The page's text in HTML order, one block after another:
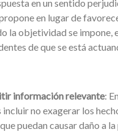
en un sentido
en lugar de
la objetividad se impone,
de que se está
información relevante:
no exagerar los
puedan causar daño a